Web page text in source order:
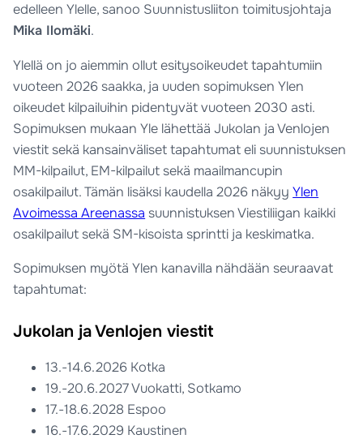
edelleen Ylelle, sanoo Suunnistusliiton toimitusjohtaja
Mika Ilomäki.
Ylellä on jo aiemmin ollut esitysoikeudet tapahtumiin
vuoteen 2026 saakka, ja uuden sopimuksen Ylen
oikeudet kilpailuihin pidentyvät vuoteen 2030 asti.
Sopimuksen mukaan Yle lähettää Jukolan ja Venlojen
viestit sekä kansainväliset tapahtumat eli suunnistuksen
MM-kilpailut, EM-kilpailut sekä maailmancupin
osakilpailut. Tämän lisäksi kaudella 2026 näkyyYlen
Avoimessa Areenassa suunnistuksen Viestiliigan kaikki
osakilpailut sekä SM-kisoista sprintti ja keskimatka.
Sopimuksen myötä Ylen kanavilla nähdään seuraavat
tapahtumat:
Jukolan ja Venlojen viestit
13.-14.6.2026 Kotka
19.-20.6.2027 Vuokatti, Sotkamo
17.-18.6.2028 Espoo
16.-17.6.2029 Kaustinen